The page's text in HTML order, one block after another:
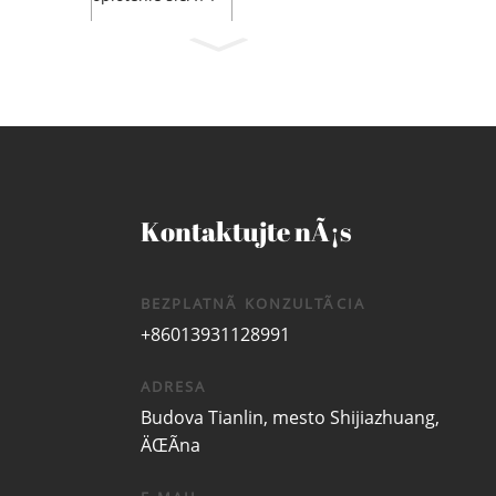
Kontaktujte nÃ¡s
BEZPLATNÃ KONZULTÃCIA
+86013931128991
ADRESA
Budova Tianlin, mesto Shijiazhuang,
ÄŒÃ­na